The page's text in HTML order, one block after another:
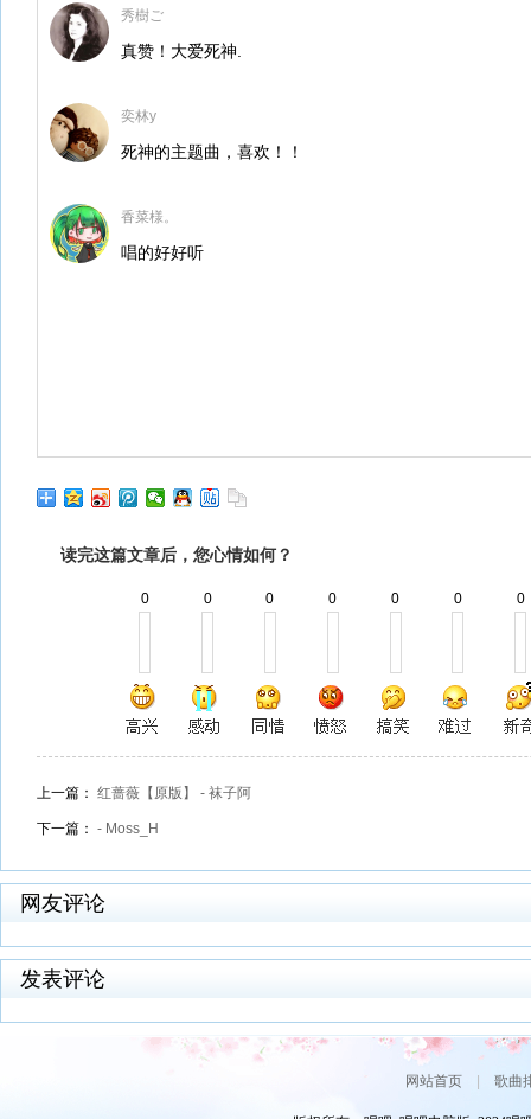
秀樹ご
真赞！大爱死神.
奕林y
死神的主题曲，喜欢！！
香菜様。
唱的好好听
读完这篇文章后，您心情如何？
0 0 0 0 0 0 0
上一篇： 红蔷薇【原版】 - 袜子阿
下一篇： - Moss_H
网友评论
发表评论
网站首页| 歌曲